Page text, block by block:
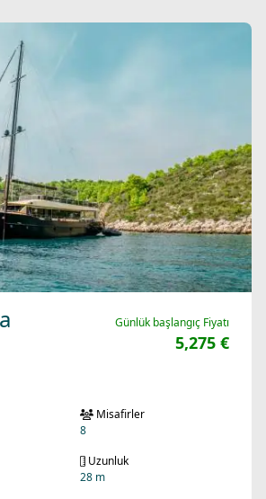
Günlük başlangıç Fiyatı
5,275 €
Misafirler
8
Uzunluk
28 m